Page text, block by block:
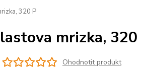
320 P
mrizka, 320
Ohodnotit produkt